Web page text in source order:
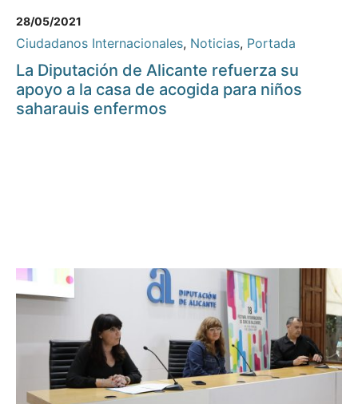
28/05/2021
Ciudadanos Internacionales, Noticias, Portada
La Diputación de Alicante refuerza su
apoyo a la casa de acogida para niños
saharauis enfermos